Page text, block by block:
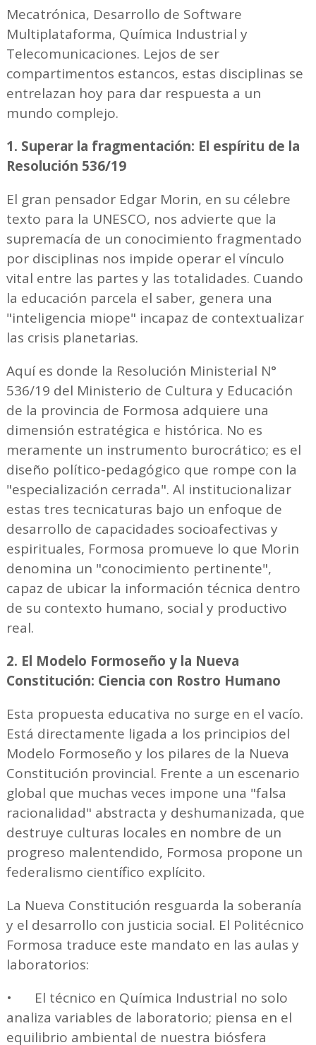
Mecatrónica, Desarrollo de Software
Multiplataforma, Química Industrial y
Telecomunicaciones. Lejos de ser
compartimentos estancos, estas disciplinas se
entrelazan hoy para dar respuesta a un
mundo complejo.
1. Superar la fragmentación: El espíritu de la
Resolución 536/19
El gran pensador Edgar Morin, en su célebre
texto para la UNESCO, nos advierte que la
supremacía de un conocimiento fragmentado
por disciplinas nos impide operar el vínculo
vital entre las partes y las totalidades. Cuando
la educación parcela el saber, genera una
"inteligencia miope" incapaz de contextualizar
las crisis planetarias.
Aquí es donde la Resolución Ministerial N°
536/19 del Ministerio de Cultura y Educación
de la provincia de Formosa adquiere una
dimensión estratégica e histórica. No es
meramente un instrumento burocrático; es el
diseño político-pedagógico que rompe con la
"especialización cerrada". Al institucionalizar
estas tres tecnicaturas bajo un enfoque de
desarrollo de capacidades socioafectivas y
espirituales, Formosa promueve lo que Morin
denomina un "conocimiento pertinente",
capaz de ubicar la información técnica dentro
de su contexto humano, social y productivo
real.
2. El Modelo Formoseño y la Nueva
Constitución: Ciencia con Rostro Humano
Esta propuesta educativa no surge en el vacío.
Está directamente ligada a los principios del
Modelo Formoseño y los pilares de la Nueva
Constitución provincial. Frente a un escenario
global que muchas veces impone una "falsa
racionalidad" abstracta y deshumanizada, que
destruye culturas locales en nombre de un
progreso malentendido, Formosa propone un
federalismo científico explícito.
La Nueva Constitución resguarda la soberanía
y el desarrollo con justicia social. El Politécnico
Formosa traduce este mandato en las aulas y
laboratorios:
•
El técnico en Química Industrial no solo
analiza variables de laboratorio; piensa en el
equilibrio ambiental de nuestra biósfera